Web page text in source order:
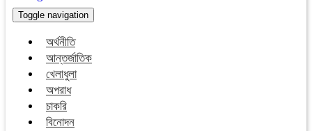
Toggle navigation
অর্থনীতি
আন্তর্জাতিক
খেলাধুলা
অপরাধ
চাকরি
বিনোদন